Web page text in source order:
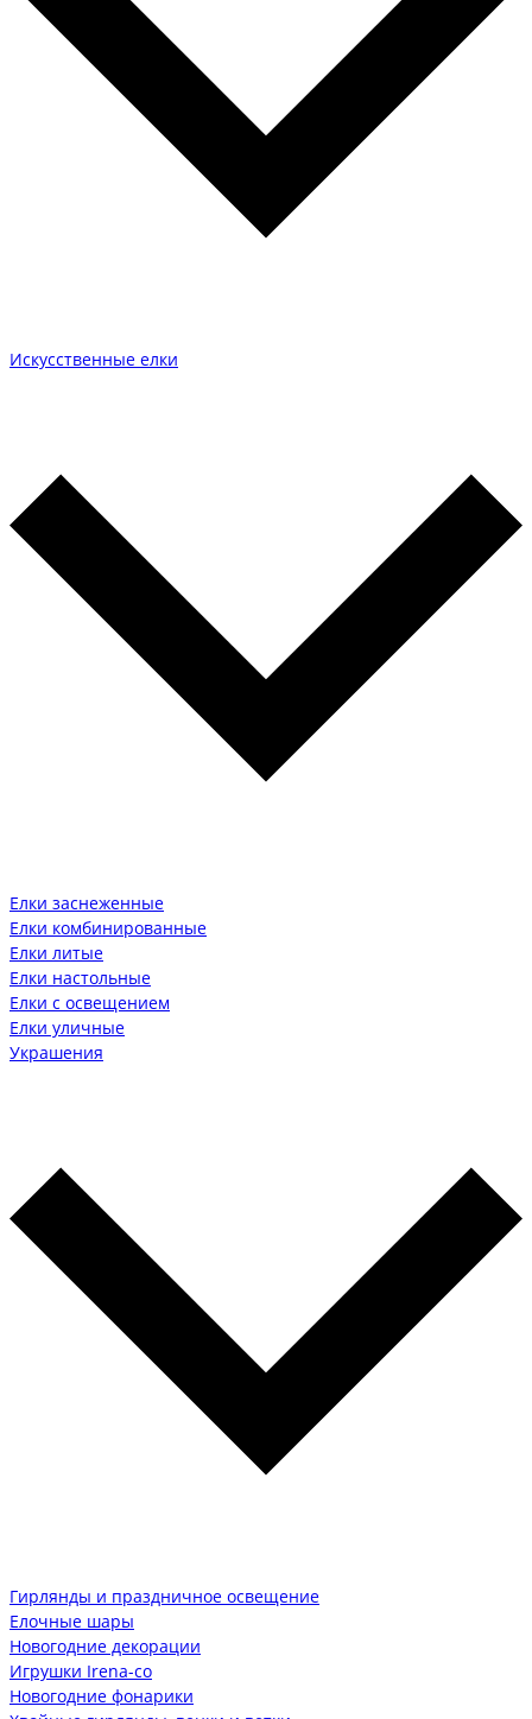
Искусственные елки
Елки заснеженные
Елки комбинированные
Елки литые
Елки настольные
Елки с освещением
Елки уличные
Украшения
Гирлянды и праздничное освещение
Елочные шары
Новогодние декорации
Игрушки Irena-co
Новогодние фонарики